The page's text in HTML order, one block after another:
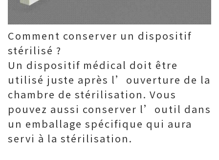
Comment conserver un dispositif
stérilisé ?
Un dispositif médical doit être
utilisé juste après l’ouverture de la
chambre de stérilisation. Vous
pouvez aussi conserver l’outil dans
un emballage spécifique qui aura
servi à la stérilisation.